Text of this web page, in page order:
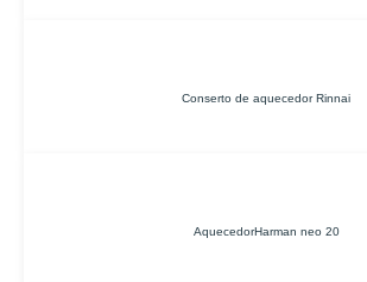
Conserto de aquecedor Rinnai
AquecedorHarman neo 20